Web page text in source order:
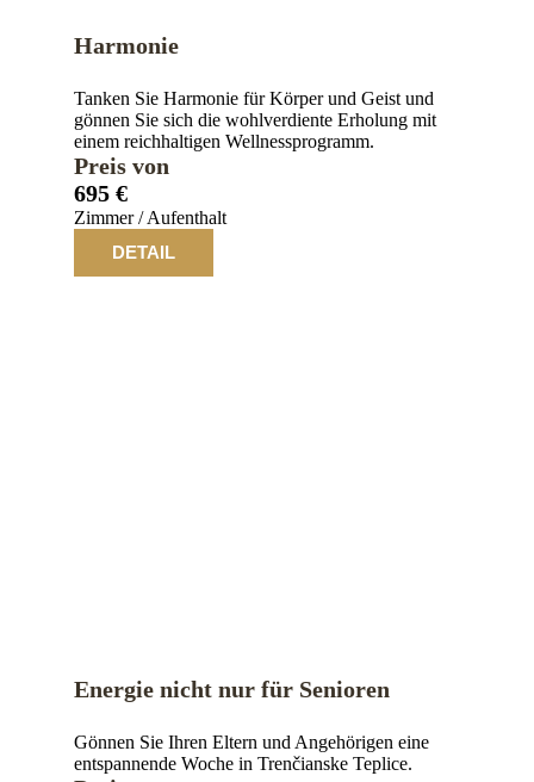
Harmonie
Tanken Sie Harmonie für Körper und Geist und
gönnen Sie sich die wohlverdiente Erholung mit
einem reichhaltigen Wellnessprogramm.
Preis von
695 €
Zimmer / Aufenthalt
DETAIL
Energie nicht nur für Senioren
Gönnen Sie Ihren Eltern und Angehörigen eine
entspannende Woche in Trenčianske Teplice.